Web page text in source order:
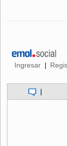
Ingresar |
|